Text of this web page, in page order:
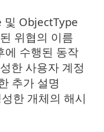
ObjectType
위협의 이름
에 수행된 동작
한 사용자 계정
추가 설명
한 개체의 해시